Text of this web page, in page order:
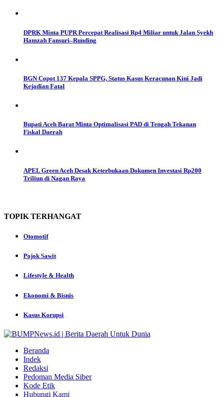
DPRK Minta PUPR Percepat Realisasi Rp4 Miliar untuk Jalan Syekh
Hamzah Fansuri–Runding
BGN Copot 137 Kepala SPPG, Status Kasus Keracunan Kini Jadi
Kejadian Fatal
Bupati Aceh Barat Minta Optimalisasi PAD di Tengah Tekanan
Fiskal Daerah
APEL Green Aceh Desak Keterbukaan Dokumen Investasi Rp200
Triliun di Nagan Raya
TOPIK TERHANGAT
Otomotif
Pojok Sawit
Lifestyle & Health
Ekonomi & Bisnis
Kasus Korupsi
Beranda
Indek
Redaksi
Pedoman Media Siber
Kode Etik
Hubungi Kami